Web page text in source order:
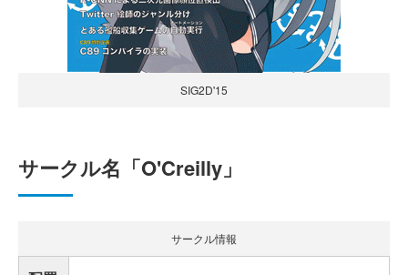
SIG2D'15
サークル名「O'Creilly」
サークル情報